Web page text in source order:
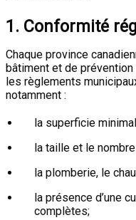
1. Conformité
Chaque province
bâtiment et de
les règlements
notamment :
la superficie
la taille et le
la plomberie, le
la présence d’une
complètes;